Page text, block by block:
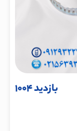
بازدید 1004